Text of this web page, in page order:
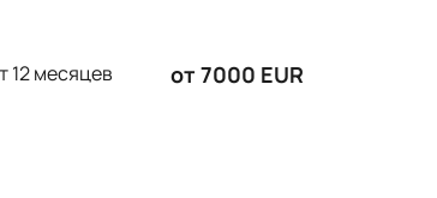
12 месяцев от 7000 EUR